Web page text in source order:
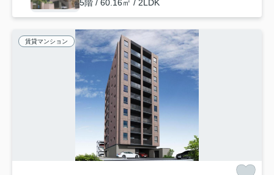
5階 / 60.16㎡ / 2LDK
賃貸マンション